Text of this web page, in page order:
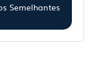
Semelhantes